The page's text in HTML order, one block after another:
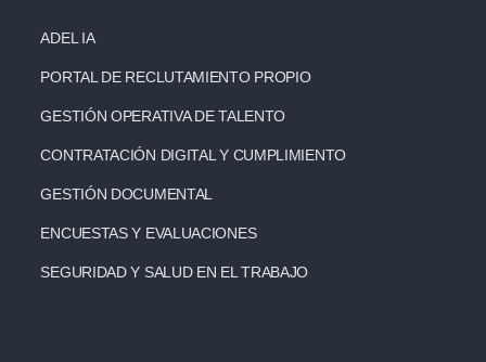
ADEL IA
PORTAL DE RECLUTAMIENTO PROPIO
GESTIÓN OPERATIVA DE TALENTO
CONTRATACIÓN DIGITAL Y CUMPLIMIENTO
GESTIÓN DOCUMENTAL
ENCUESTAS Y EVALUACIONES
SEGURIDAD Y SALUD EN EL TRABAJO